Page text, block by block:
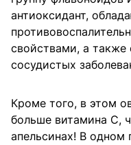
антиоксидант,
свойствами, а
сосудистых
Кроме того, в этом
больше витамина С,
апельсинах! В